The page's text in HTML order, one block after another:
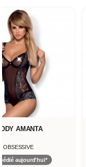
AMANTA
OBSESSIVE
aujourd'hui*